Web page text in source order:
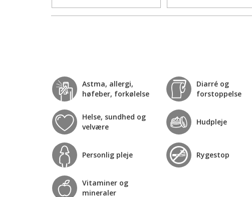
Astma, allergi,
høfeber, forkølelse
Diarré og
forstoppelse
Helse, sundhed og
velvære
Hudpleje
Personlig pleje Rygestop
Vitaminer og
mineraler